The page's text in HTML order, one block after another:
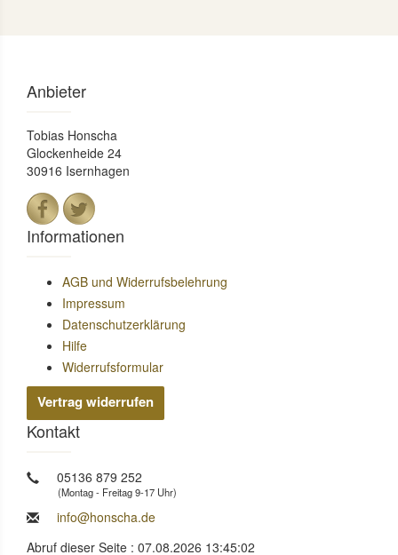
Anbieter
Tobias Honscha
Glockenheide 24
30916 Isernhagen
Informationen
AGB und Widerrufsbelehrung
Impressum
Datenschutzerklärung
Hilfe
Widerrufsformular
Vertrag widerrufen
Kontakt
05136 879 252
(Montag - Freitag 9-17 Uhr)
info@honscha.de
Abruf dieser Seite : 07.08.2026 13:45:02